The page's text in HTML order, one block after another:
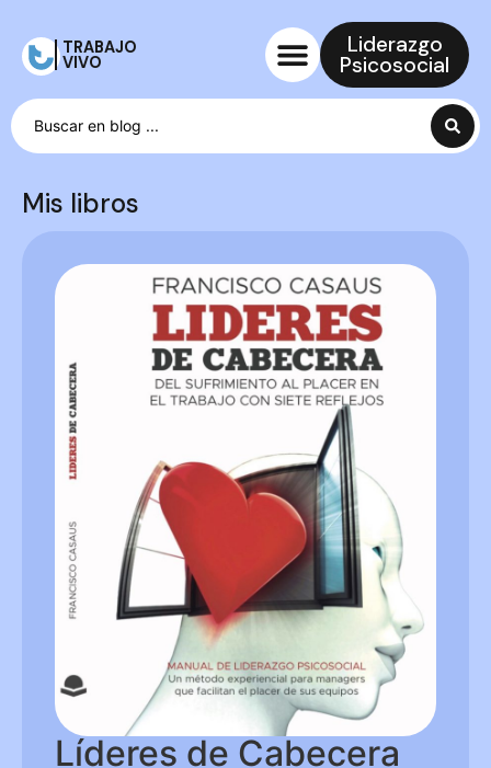
TRABAJO
VIVO
Liderazgo
Psicosocial
Mis libros
Líderes de Cabecera